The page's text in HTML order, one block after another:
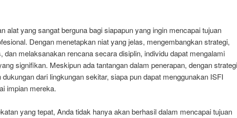
alat yang sangat berguna bagi siapapun yang ingin mencapai tujuan
Dengan menetapkan niat yang jelas, mengembangkan strategi,
dan melaksanakan rencana secara disiplin, individu dapat mengalami
signifikan. Meskipun ada tantangan dalam penerapan, dengan strategi
dukungan dari lingkungan sekitar, siapa pun dapat menggunakan ISFI
impian mereka.
yang tepat, Anda tidak hanya akan berhasil dalam mencapai tujuan